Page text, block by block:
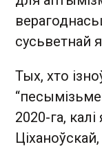
сусьветнай
Тых, хто
2020-га,